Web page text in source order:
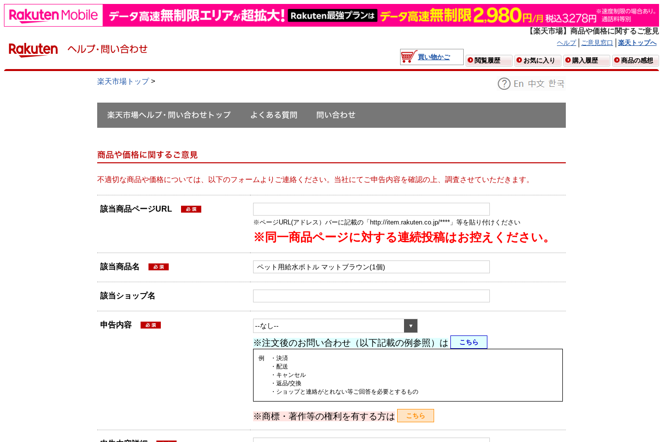
【楽天市場】商品や価格に関するご意見
ヘルプ ご意見窓口
楽天トップへ
買い物かご
閲覧履歴 お気に入り 購入履歴 商品の感想
楽天市場トップ>
不適切な商品や価格については、以下のフォームよりご連絡ください。当社にてご申告内容を確認の上、調査させていただきます。
該当商品ページURL
※ページURL(アドレス）バーに記載の「http://item.rakuten.co.jp/****」等を貼り付けください
※同一商品ページに対する連続投稿はお控えください。
該当商品名
該当ショップ名
申告内容
※注文後のお問い合わせ（以下記載の例参照）は こちら
例 ・決済
・配送
・キャンセル
・返品/交換
・ショップと連絡がとれない等ご回答を必要とするもの
※商標・著作等の権利を有する方は こちら